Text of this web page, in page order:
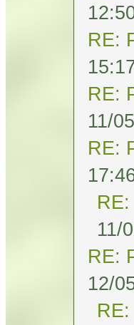
RE:
RE:
11/
RE:
11/
RE:
12/